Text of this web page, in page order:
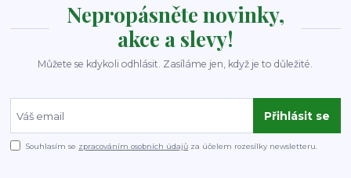
Nepropásněte novinky,
akce a slevy!
Můžete se kdykoli odhlásit. Zasíláme jen, když je to důležité.
Přihlásit se
Souhlasím se zpracováním osobních údajů za účelem rozesílky newsletteru.